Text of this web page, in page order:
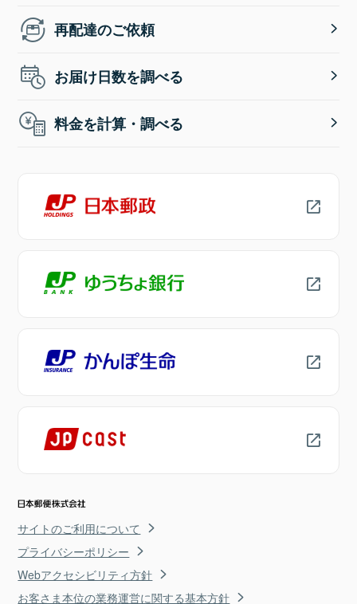
再配達のご依頼
お届け日数を調べる
料金を計算・調べる
サイトのご利用について
プライバシーポリシー
Webアクセシビリティ方針
お客さま本位の業務運営に関する基本方針